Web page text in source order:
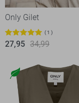
Only Gilet
1
27,95 34,99